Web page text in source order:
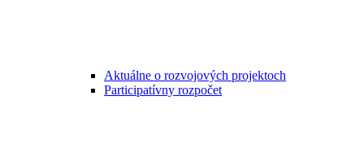
Aktuálne o rozvojových projektoch
Participatívny rozpočet